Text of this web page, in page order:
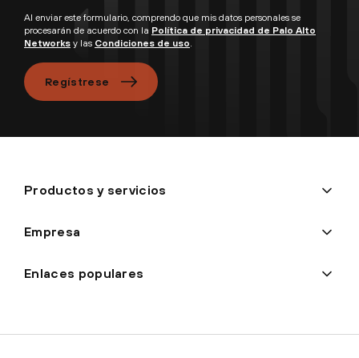
Al enviar este formulario, comprendo que mis datos personales se
procesarán de acuerdo con la Política de privacidad de Palo Alto
Networks y las Condiciones de uso.
Regístrese
Productos y servicios
Empresa
Enlaces populares